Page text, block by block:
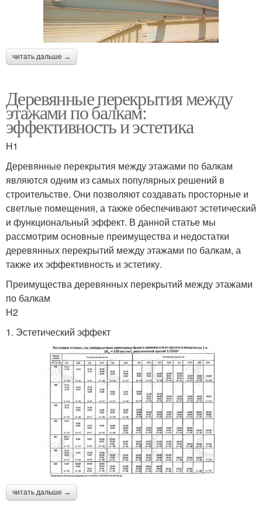
читать дальше →
Деревянные перекрытия между
этажами по балкам:
эффективность и эстетика
H1
Деревянные перекрытия между этажами по балкам
являются одним из самых популярных решений в
строительстве. Они позволяют создавать просторные и
светлые помещения, а также обеспечивают эстетический
и функциональный эффект. В данной статье мы
рассмотрим основные преимущества и недостатки
деревянных перекрытий между этажами по балкам, а
также их эффективность и эстетику.
Преимущества деревянных перекрытий между этажами
по балкам
H2
1. Эстетический эффект
читать дальше →